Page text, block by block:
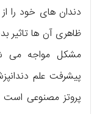
دندان های خود را
ظاهری آن ها تاثیر
مشکل مواجه می
پیشرفت علم
پروتز مصنوعی است